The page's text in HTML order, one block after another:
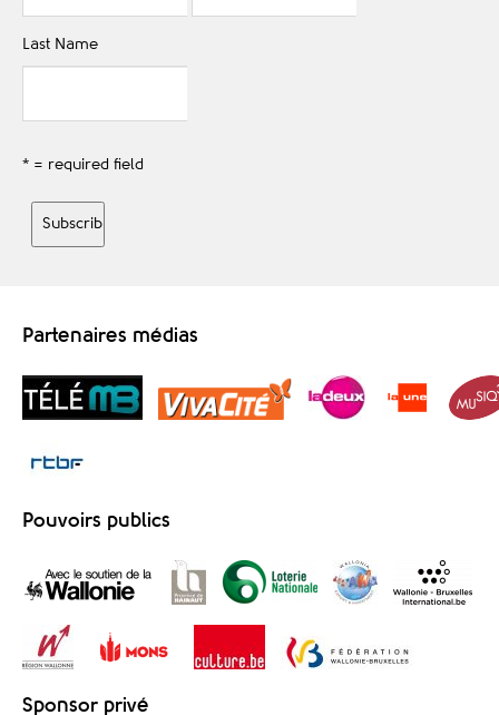
Last Name
* = required field
Partenaires médias
Pouvoirs publics
Sponsor privé